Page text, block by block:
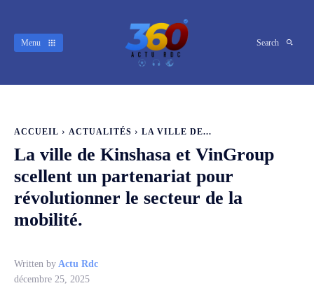
Menu Search
ACCUEIL ACTUALITÉS LA VILLE DE...
La ville de Kinshasa et VinGroup
scellent un partenariat pour
révolutionner le secteur de la
mobilité.
Written by Actu Rdc
décembre 25, 2025